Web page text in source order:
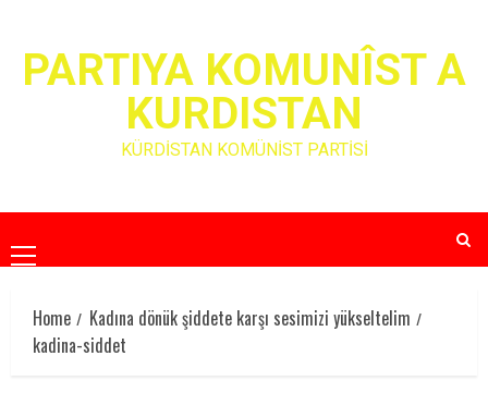
contentPARTIYA KOMUNÎST A
KURDISTAN
KÜRDİSTAN KOMÜNİST PARTİSİ
Primary
Menu
Home
Kadına dönük şiddete karşı sesimizi yükseltelim
kadina-siddet